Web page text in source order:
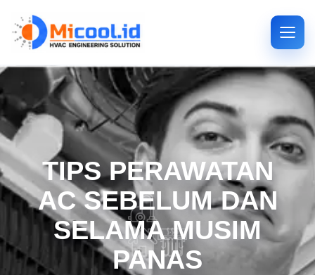
TIPS PERAWATAN
AC SEBELUM DAN
SELAMA MUSIM
PANAS